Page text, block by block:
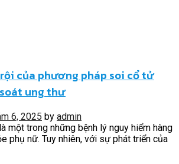
của phương pháp soi cổ tử
ung thư
6, 2025 by admin
một trong những bệnh lý nguy hiểm hàng
phụ nữ. Tuy nhiên, với sự phát triển của